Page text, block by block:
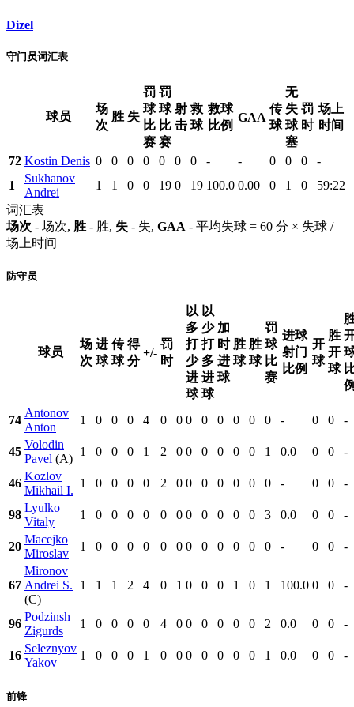
Dizel
守门员词汇表
球员
场
次
胜 失
罚
球
比
赛
罚
球
比
赛
射
击
救
球
救球
比例
GAA
传
球
无
失
球
塞
罚
时
场上
时间
72 Kostin Denis 0 0 0 0 0 0 0 - - 0 0 0
-
1
Sukhanov
Andrei
1 1 0 0 19 0 19 100.0 0.00 0 1 0
59:22
词汇表
场次 - 场次, 胜 - 胜, 失 - 失, GAA - 平均失球 = 60 分 × 失球 /
场上时间
防守员
球员
场
次
进
球
传
球
得
分
+/-
罚
时
以
多
打
少
进
球
以
少
打
多
进
球
加
时
进
球
胜
球
胜
球
罚
球
比
赛
进球
射门
比例
开
球
胜
开
球
74
Antonov
Anton
1 0 0 0 4 0 0 0 0 0 0 0 0 - 0 0 -
45
Volodin
Pavel (A)
1 0 0 0 1 2 0 0 0 0 0 0 1 0.0 0 0 -
46
Kozlov
Mikhail I.
1 0 0 0 0 2 0 0 0 0 0 0 0 - 0 0 -
98
Lyulko
Vitaly
1 0 0 0 0 0 0 0 0 0 0 0 3 0.0 0 0 -
20
Macejko
Miroslav
1 0 0 0 0 0 0 0 0 0 0 0 0 - 0 0 -
67
Mironov
Andrei S.
(C)
1 1 1 2 4 0 1 0 0 0 1 0 1 100.0 0 0 -
96
Podzinsh
Zigurds
1 0 0 0 0 4 0 0 0 0 0 0 2 0.0 0 0 -
16
Seleznyov
Yakov
1 0 0 0 1 0 0 0 0 0 0 0 1 0.0 0 0 -
前锋